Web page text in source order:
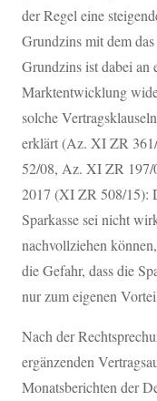
der Regel eine
Grundzins mit dem
Grundzins ist dabei an
Marktentwicklung
solche
erklärt (Az. XI ZR
52/08, Az. XI ZR
2017 (XI ZR 508/15):
Sparkasse sei nicht
nachvollziehen
die Gefahr, dass die
nur zum eigenen
Nach der
ergänzenden
Monatsberichten der